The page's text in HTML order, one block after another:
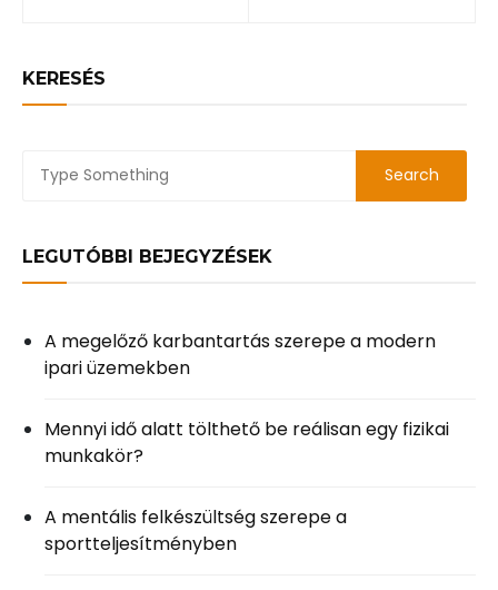
KERESÉS
LEGUTÓBBI BEJEGYZÉSEK
A megelőző karbantartás szerepe a modern
ipari üzemekben
Mennyi idő alatt tölthető be reálisan egy fizikai
munkakör?
A mentális felkészültség szerepe a
sportteljesítményben